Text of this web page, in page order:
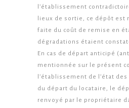
l’établissement
lieux de sortie, ce dépôt est
faite du coût de remise en
dégradations étaient
En cas de départ anticipé
mentionnée sur le présent
l’établissement de l’état
du départ du locataire, le
renvoyé par le propriétaire